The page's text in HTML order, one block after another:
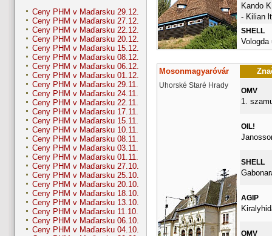
Ceny PHM v Maďarsku 29.12.
Ceny PHM v Maďarsku 27.12.
Ceny PHM v Maďarsku 22.12.
Ceny PHM v Maďarsku 20.12.
Ceny PHM v Maďarsku 15.12.
Ceny PHM v Maďarsku 08.12.
Ceny PHM v Maďarsku 06.12.
Ceny PHM v Maďarsku 01.12.
Ceny PHM v Maďarsku 29.11.
Ceny PHM v Maďarsku 24.11.
Ceny PHM v Maďarsku 22.11.
Ceny PHM v Maďarsku 17.11.
Ceny PHM v Maďarsku 15.11.
Ceny PHM v Maďarsku 10.11.
Ceny PHM v Maďarsku 08.11.
Ceny PHM v Maďarsku 03.11.
Ceny PHM v Maďarsku 01.11.
Ceny PHM v Maďarsku 27.10.
Ceny PHM v Maďarsku 25.10.
Ceny PHM v Maďarsku 20.10.
Ceny PHM v Maďarsku 18.10.
Ceny PHM v Maďarsku 13.10.
Ceny PHM v Maďarsku 11.10.
Ceny PHM v Maďarsku 06.10.
Ceny PHM v Maďarsku 04.10.
Kando
- Kilian
SHELL
Vologda
Mosonmagyaróvár
Uhorské Staré Hrady
OMV
1.
OIL!
SHELL
AGIP
OMV